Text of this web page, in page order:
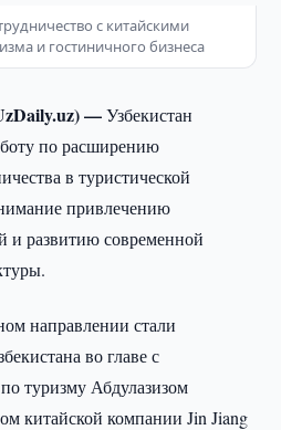
с китайскими
и гостиничного бизнеса
—Узбекистан
по расширению
в туристической
привлечению
и развитию современной
направлении стали
во главе с
туризму Абдулазизом
китайской компании Jin Jiang